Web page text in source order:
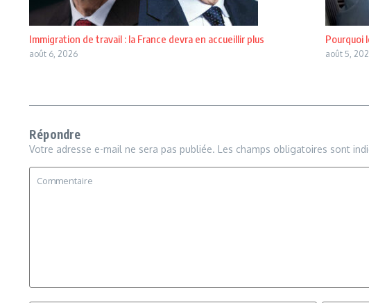
Immigration de travail : la France devra en accueillir plus
août 6, 2026
Pourquoi
août 5,
Répondre
Votre adresse e-mail ne sera pas publiée. Les champs obligatoires sont